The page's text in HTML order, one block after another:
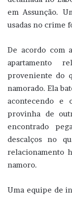
em Assunção.
usadas no crime
De acordo com
apartamento
proveniente do
namorado. Ela
acontecendo e
provinha de
encontrado
descalços no
relacionamento
namoro.
Uma equipe de